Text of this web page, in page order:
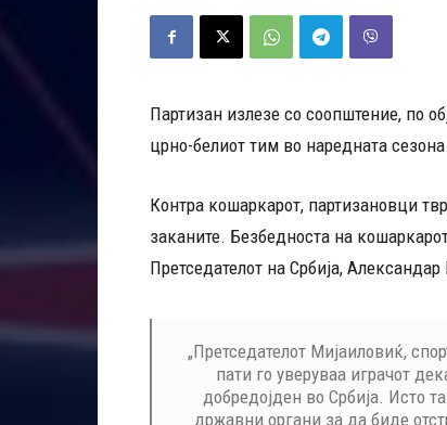
Партизан излезе со соопштение, по
црно-белиот тим во наредната сезона.
Контра кошаркарот, партизановци
заканите. Безбедноста на
Претседателот на Србија, Александар
„Претседателот Мијаиловиќ,
пати го уверуваа играчот
добредојден во Србија. Исто
државни органи за да биде